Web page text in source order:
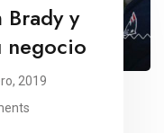
Brady y
negocio
2019